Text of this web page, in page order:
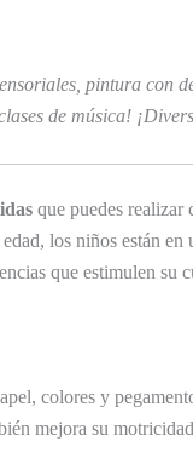
pintura con
de música!
que puedes realizar
los niños están
que estimulen su
colores y
mejora su